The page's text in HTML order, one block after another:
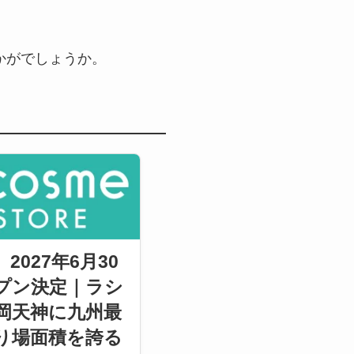
でしょうか。
2027年6月30
ン決定｜ラシ
天神に九州最
場面積を誇る